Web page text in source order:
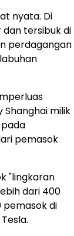
nyata. Di
dan tersibuk di
perdagangan
Shanghai milik
pemasok
"lingkaran
dari 400
pemasok di